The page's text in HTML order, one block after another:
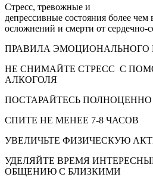
Стресс, тревожные и
депрессивные состояния более
осложнений и смерти от сердечно-
ПРАВИЛА ЭМОЦИОНАЛЬНОГО
НЕ СНИМАЙТЕ СТРЕСС С
АЛКОГОЛЯ
ПОСТАРАЙТЕСЬ
СПИТЕ НЕ МEНЕЕ 7-8 ЧАСОВ
УВЕЛИЧЬТЕ ФИЗИЧЕСКУЮ
УДЕЛЯЙТЕ ВРЕМЯ
ОБЩЕНИЮ C БЛИЗКИМИ